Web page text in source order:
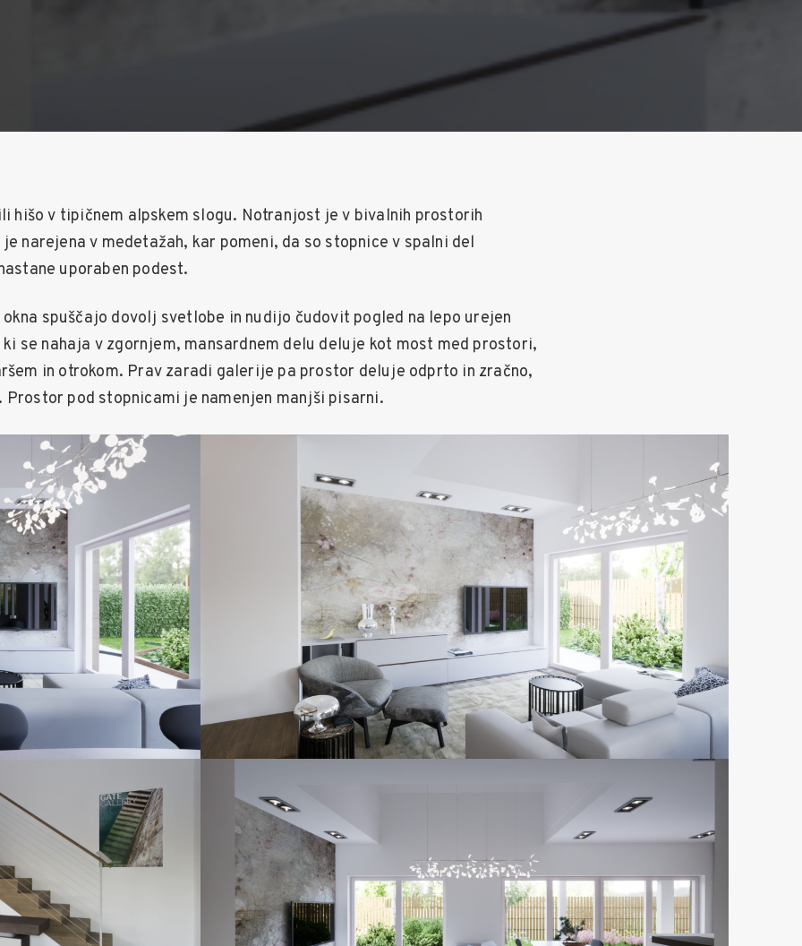
hišo v tipičnem alpskem slogu. Notranjost je v bivalnih prostorih
narejena v medetažah, kar pomeni, da so stopnice v spalni del
uporaben podest.
spuščajo dovolj svetlobe in nudijo čudovit pogled na lepo urejen
se nahaja v zgornjem, mansardnem delu deluje kot most med prostori,
in otrokom. Prav zaradi galerije pa prostor deluje odprto in zračno,
Prostor pod stopnicami je namenjen manjši pisarni.